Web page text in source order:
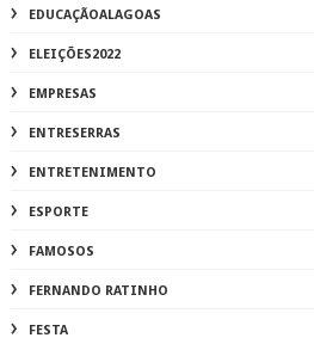
EDUCAÇÃOALAGOAS
ELEIÇÕES2022
EMPRESAS
ENTRESERRAS
ENTRETENIMENTO
ESPORTE
FAMOSOS
FERNANDO RATINHO
FESTA